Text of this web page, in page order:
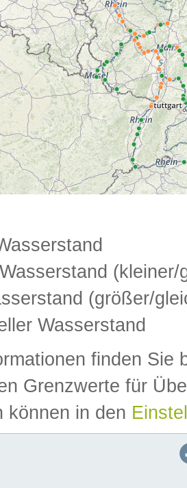
(kleiner/
(größer/
Wasserstand
finden Sie
Grenzwerte für
können in den